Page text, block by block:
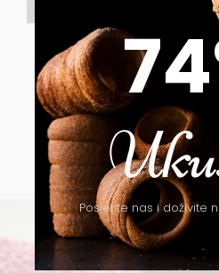
Radno
96
Posjetite nas i doživite